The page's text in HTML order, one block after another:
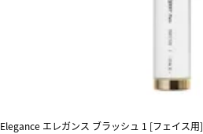
Elegance エレガンス ブラッシュ 1 [フェイス用]